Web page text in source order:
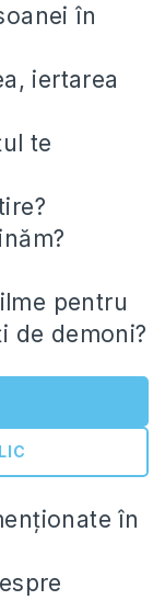
în
iertarea
te
pentru
de demoni?
în